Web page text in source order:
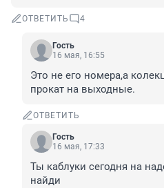
ОТВЕТИТЬ 4
Гость
16 мая, 16:55
Это не его номера,а
прокат на выходные.
ОТВЕТИТЬ
Гость
16 мая, 17:33
Ты каблуки сегодня на
найди